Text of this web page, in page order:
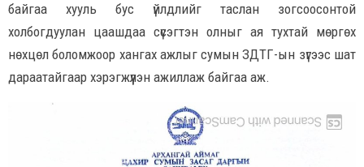
байгаа хууль бус үйлдлийг таслан зогсоосонтой
холбогдуулан цаашдаа сүсэгтэн олныг ая тухтай мөргөх
нөхцөл боломжоор хангах ажлыг сумын ЗДТГ-ын зүгээс шат
дараатайгаар хэрэгжүүлэн ажиллаж байгаа аж.